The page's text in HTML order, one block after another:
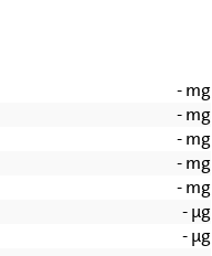
-mg
-mg
-mg
-mg
-mg
-µg
-µg